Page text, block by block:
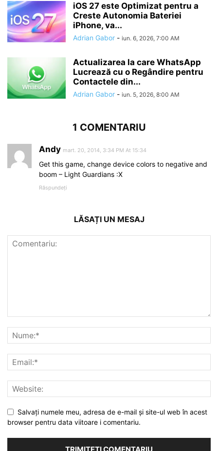
iOS 27 este Optimizat pentru a
Creste Autonomia Bateriei
iPhone, va...
Adrian Gabor - iun. 6, 2026, 7:00 AM
Actualizarea la care WhatsApp
Lucrează cu o Regândire pentru
Contactele din...
Adrian Gabor - iun. 5, 2026, 8:00 AM
1 COMENTARIU
Andy mart. 20, 2014, 3:34 PM At 15:34
Get this game, change device colors to negative and
boom – Light Guardians :X
Răspundeți
LĂSAȚI UN MESAJ
Salvați numele meu, adresa de e-mail și site-ul web în acest
browser pentru data viitoare i comentariu.